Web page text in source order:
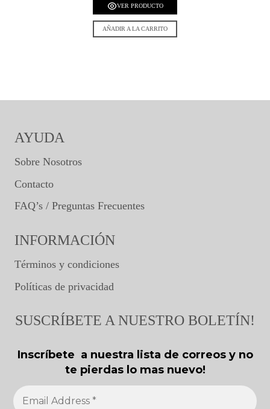
VER PRODUCTO
AÑADIR A LA CARRITO
AYUDA
Sobre Nosotros
Contacto
FAQ’s / Preguntas Frecuentes
INFORMACIÓN
Términos y condiciones
Políticas de privacidad
SUSCRÍBETE A NUESTRO BOLETÍN!
Inscríbete a nuestra lista de correos y no
te pierdas lo mas nuevo!